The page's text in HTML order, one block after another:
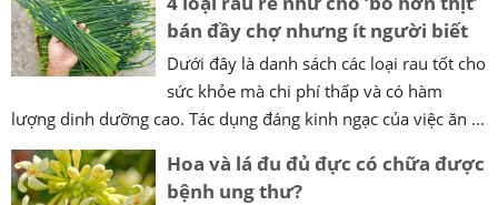
bán đầy chợ nhưng ít người biết
Dưới đây là danh sách các loại rau tốt cho
sức khỏe mà chi phí thấp và có hàm
lượng dinh dưỡng cao. Tác dụng đáng kinh ngạc của việc ăn ...
Hoa và lá đu đủ đực có chữa được
bệnh ung thư?